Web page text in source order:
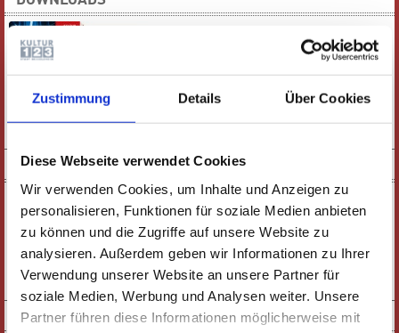
Zustimmung Details Über Cookies
Diese Webseite verwendet Cookies
Wir verwenden Cookies, um Inhalte und Anzeigen zu
personalisieren, Funktionen für soziale Medien anbieten
zu können und die Zugriffe auf unsere Website zu
analysieren. Außerdem geben wir Informationen zu Ihrer
Verwendung unserer Website an unsere Partner für
soziale Medien, Werbung und Analysen weiter. Unsere
Partner führen diese Informationen möglicherweise mit
KURZFILM
ZUM FILM
SOCIAL MEDIA